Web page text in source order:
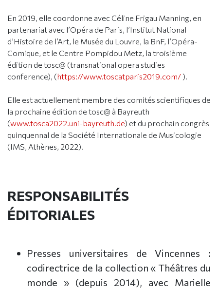
En 2019, elle coordonne avec Céline Frigau Manning, en
partenariat avec l’Opéra de Paris, l’Institut National
d’Histoire de l’Art, le Musée du Louvre, la BnF, l’Opéra-
Comique, et le Centre Pompidou Metz, la troisième
édition de tosc@ (transnational opera studies
conference), (https://www.toscatparis2019.com/).
Elle est actuellement membre des comités scientifiques de
la prochaine édition de tosc@ à Bayreuth
(www.tosca2022.uni-bayreuth.de) et du prochain congrès
quinquennal de la Société Internationale de Musicologie
(IMS, Athènes, 2022).
RESPONSABILITÉS
ÉDITORIALES
Presses universitaires de Vincennes :
codirectrice de la collection « Théâtres du
monde » (depuis 2014), avec Marielle